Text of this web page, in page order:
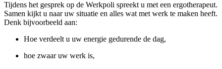
Tijdens het gesprek op de Werkpoli spreekt u met een ergotherapeut.
Samen kijkt u naar uw situatie en alles wat met werk te maken heeft.
Denk bijvoorbeeld aan:
Hoe verdeelt u uw energie gedurende de dag,
hoe zwaar uw werk is,